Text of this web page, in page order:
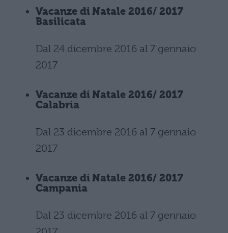
Vacanze di Natale 2016/ 2017
Basilicata
Dal 24 dicembre 2016 al 7 gennaio
2017
Vacanze di Natale 2016/ 2017
Calabria
Dal 23 dicembre 2016 al 7 gennaio
2017
Vacanze di Natale 2016/ 2017
Campania
Dal 23 dicembre 2016 al 7 gennaio